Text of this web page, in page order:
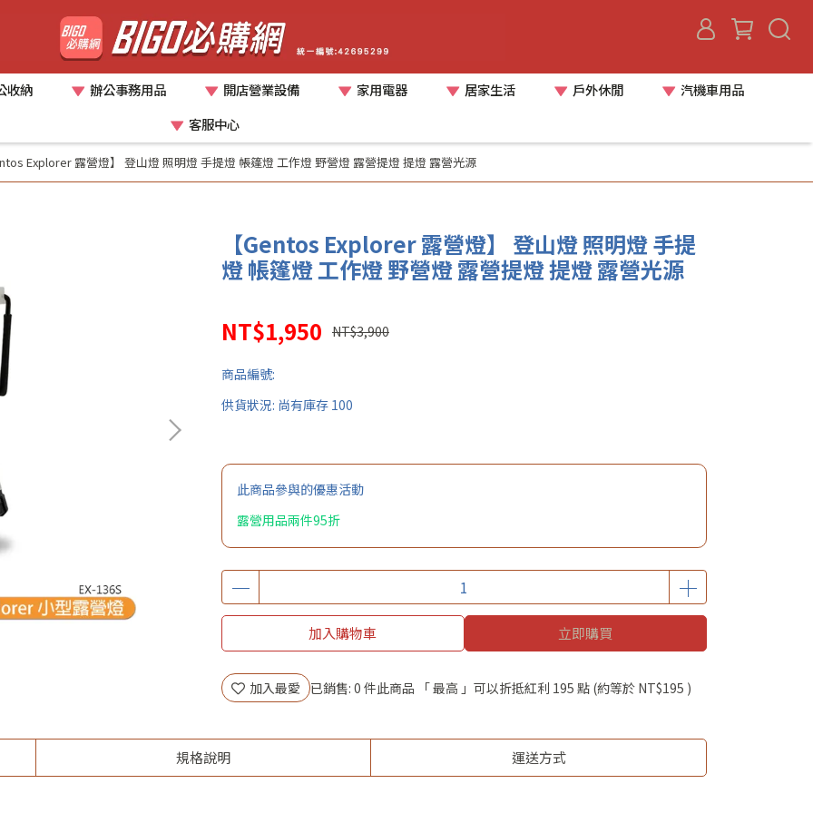
收納 辦公事務用品 開店營業設備 家用電器 居家生活 戶外休閒
汽機車用品
客服中心
Explorer 露營燈】 登山燈 照明燈 手提燈 帳篷燈 工作燈 野營燈 露營提燈 提燈 露營光源
【Gentos Explorer 露營燈】 登山燈 照明燈 手提
燈 帳篷燈 工作燈 野營燈 露營提燈 提燈 露營光源
NT$1,950 NT$3,900
商品編號:
供貨狀況: 尚有庫存 100
此商品參與的優惠活動
露營用品兩件95折
加入購物車 立即購買
加入最愛 已銷售: 0 件此商品 「 最高 」可以折抵紅利 195 點 (約等於 NT$195 )
規格說明 運送方式